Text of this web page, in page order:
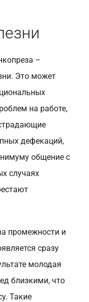
–
Это может
на работе,
дефекаций,
общение с
случаях
промежности и
сразу
молодая
близкими, что
Такие